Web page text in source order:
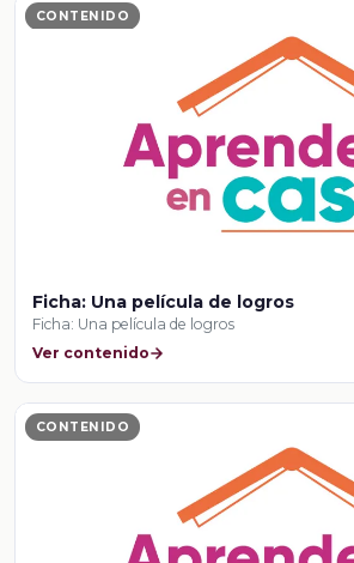
CONTENIDO
Ficha: Una película de logros
Ficha: Una película de logros
Ver contenido
CONTENIDO